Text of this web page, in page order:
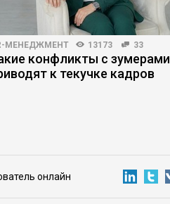
МЕНЕДЖМЕНТ 13173 33
конфликты с зумерами
к текучке кадров
онлайн